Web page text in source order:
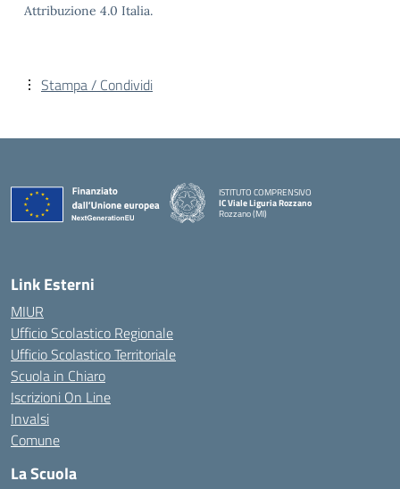
Attribuzione 4.0 Italia.
Stampa / Condividi
ISTITUTO COMPRENSIVO
IC Viale Liguria Rozzano
Rozzano (MI)
Link Esterni
MIUR
Ufficio Scolastico Regionale
Ufficio Scolastico Territoriale
Scuola in Chiaro
Iscrizioni On Line
Invalsi
Comune
La Scuola